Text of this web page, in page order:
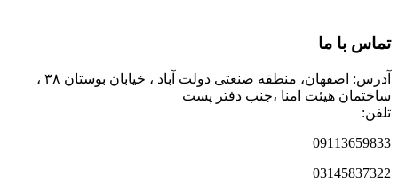
تماس با ما
آدرس: اصفهان، منطقه صنعتی دولت آباد ، خیابان بوستان ۳۸ ،
ساختمان هیئت امنا ،جنب دفتر پست
تلفن:
09113659833
03145837322